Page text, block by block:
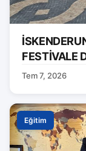
FESTİVALE
Tem 7, 2026
Eğitim